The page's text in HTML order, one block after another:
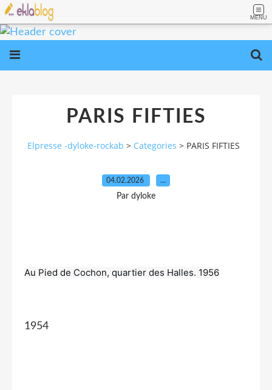
MENU
PARIS FIFTIES
Elpresse -dyloke-rockab > Categories > PARIS FIFTIES
04.02.2026 …
Par dyloke
Au Pied de Cochon, quartier des Halles. 1956
1954